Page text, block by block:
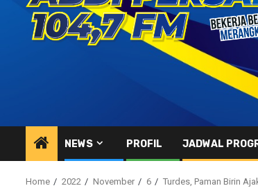
NEWS PROFIL JADWAL
Home 2022 November 6 Turdes, Paman Birin